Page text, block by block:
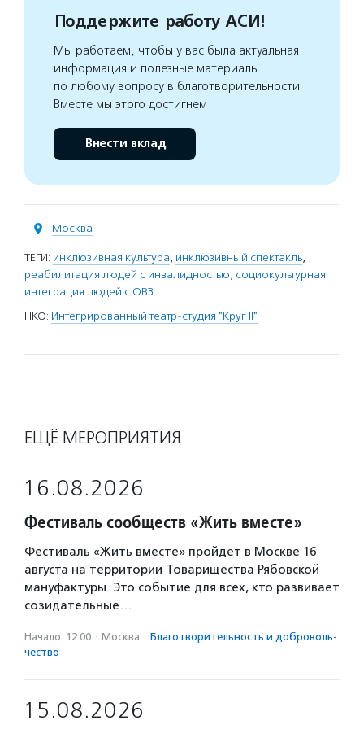
Поддержите работу АСИ!
Мы работаем, чтобы у вас была актуальная
информация и полезные материалы
по любому вопросу в благотворительности.
Вместе мы этого достигнем
Внести вклад
Москва
ТЕГИ: инклюзивная культура, инклюзивный спектакль,
реабилитация людей с инвалидностью, социокультурная
интеграция людей с ОВЗ
НКО: Интегрированный театр-студия "Круг II"
ЕЩЁ МЕРОПРИЯТИЯ
16.08.2026
Фестиваль сообществ «Жить вместе»
Фестиваль «Жить вместе» пройдет в Москве 16
августа на территории Товарищества Рябовской
мануфактуры. Это событие для всех, кто развивает
созидательные…
Начало: 12:00 · Москва · Благотвори­тель­ность и доброволь­
чест­во
15.08.2026